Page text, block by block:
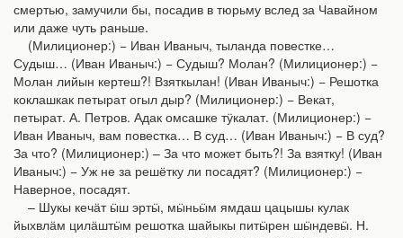
смертью, замучили бы, посадив в тюрьму вслед за Чавайном
или даже чуть раньше.
(Милиционер:) − Иван Иваныч, тыланда повестке…
Судыш… (Иван Иваныч:) − Судыш? Молан? (Милиционер:) −
Молан лийын кертеш?! Взяткылан! (Иван Иваныч:) − Решотка
коклашкак петырат огыл дыр? (Милиционер:) − Векат,
петырат. А. Петров. Адак омсашке тӱкалат. (Милиционер:) −
Иван Иваныч, вам повестка… В суд… (Иван Иваныч:) − В суд?
За что? (Милиционер:) – За что может быть?! За взятку! (Иван
Иваныч:) − Уж не за решётку ли посадят? (Милиционер:) −
Наверное, посадят.
– Шукы кечӓт ӹш эртӹ, мӹньӹм ямдаш цацышы кулак
йыхвлӓм цилӓштӹм решотка шайыкы питӹрен шӹндевӹ. Н.